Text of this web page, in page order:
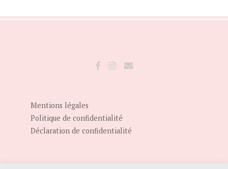
Mentions légales
Politique de confidentialité
Déclaration de confidentialité